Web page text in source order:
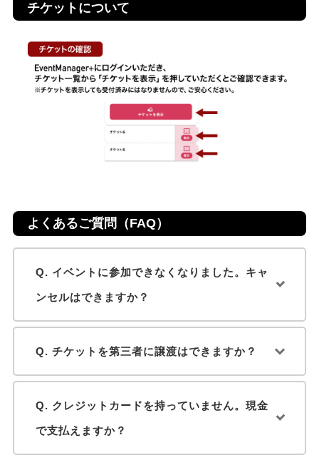
チケットについて
よくあるご質問（FAQ）
Q. イベントに参加できなくなりました。キャ
ンセルはできますか？
Q. チケットを第三者に譲渡はできますか？
Q. クレジットカードを持っていません。現金
で支払えますか？